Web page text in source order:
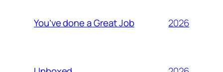
You’ve done a Great Job 2026